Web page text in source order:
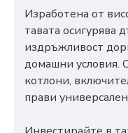
Изработена от
тавата осигурява
издръжливост
домашни условия.
котлони,
прави